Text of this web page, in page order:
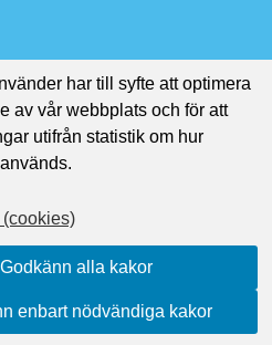
har till syfte att optimera
av vår webbplats och för att
utifrån statistik om hur
Godkänn alla kakor
enbart nödvändiga kakor